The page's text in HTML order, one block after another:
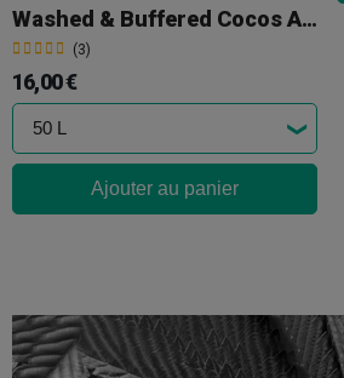
Washed & Buffered Cocos Atami
(3)
16,00 €
Ajouter au panier